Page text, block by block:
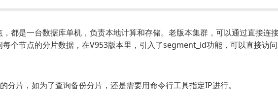
都是一台数据库单机，负责本地计算和存储。老版本集群，可以通过直接连
个节点的分片数据，在V953版本里，引入了segment_id功能，可以直接访
分片，如为了查询备份分片，还是需要用命令行工具指定IP进行。